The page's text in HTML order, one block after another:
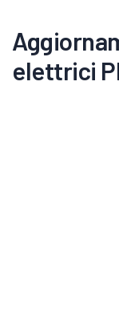
elettrici